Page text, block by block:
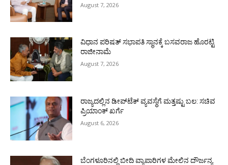
August 7, 2026
ವಿಧಾನ ಪರಿಷತ್ ಸಭಾಪತಿ ಸ್ಥಾನಕ್ಕೆ ಬಸವರಾಜ ಹೊರಟ್ಟಿ
ರಾಜೀನಾಮೆ
August 7, 2026
ರಾಜ್ಯದಲ್ಲಿನ ಡೀಪ್‌ಟೆಕ್‌ ವ್ಯವಸ್ಥೆಗೆ ಮತ್ತಷ್ಟು ಬಲ: ಸಚಿವ
ಪ್ರಿಯಾಂಕ್ ಖರ್ಗೆ
August 6, 2026
ಬೆಂಗಳೂರಿನಲ್ಲಿ ಬೀದಿ ವ್ಯಾಪಾರಿಗಳ ಮೇಲಿನ ದೌರ್ಜನ್ಯ